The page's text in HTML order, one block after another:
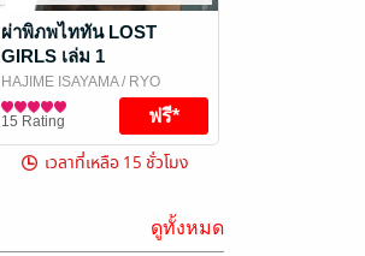
ผ่าพิภพไททัน LOST
GIRLS เล่ม 1
HAJIME ISAYAMA / RYO
SUZUKAZE / SATOSHI SHIKI
Vibulkij Publishing
การ์ตูนทั่วไป
15 Rating
เวลาที่เหลือ 15 ชั่วโมง
ดูทั้งหมด